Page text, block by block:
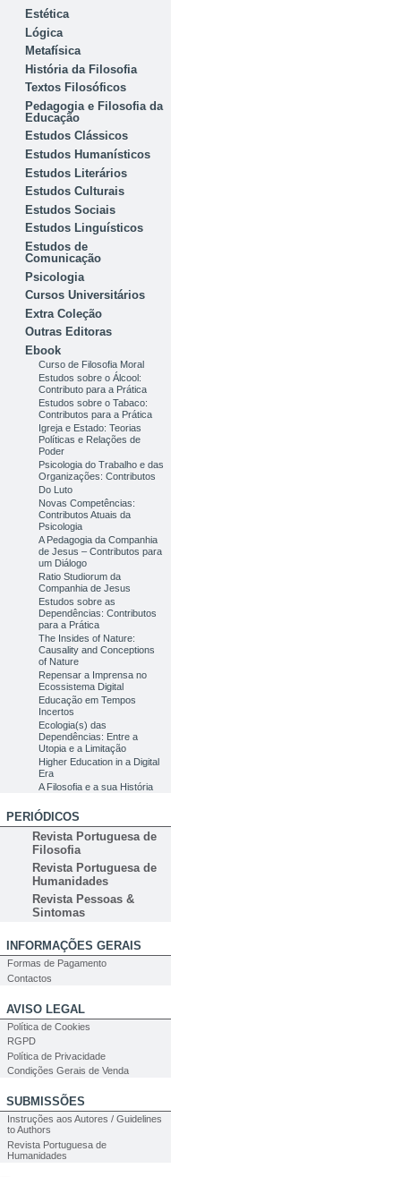
Estética
Lógica
Metafísica
História da Filosofia
Textos Filosóficos
Pedagogia e Filosofia da
Educação
Estudos Clássicos
Estudos Humanísticos
Estudos Literários
Estudos Culturais
Estudos Sociais
Estudos Linguísticos
Estudos de
Comunicação
Psicologia
Cursos Universitários
Extra Coleção
Outras Editoras
Ebook
Curso de Filosofia Moral
Estudos sobre o Álcool:
Contributo para a Prática
Estudos sobre o Tabaco:
Contributos para a Prática
Igreja e Estado: Teorias
Políticas e Relações de
Poder
Psicologia do Trabalho e das
Organizações: Contributos
Do Luto
Novas Competências:
Contributos Atuais da
Psicologia
A Pedagogia da Companhia
de Jesus – Contributos para
um Diálogo
Ratio Studiorum da
Companhia de Jesus
Estudos sobre as
Dependências: Contributos
para a Prática
The Insides of Nature:
Causality and Conceptions
of Nature
Repensar a Imprensa no
Ecossistema Digital
Educação em Tempos
Incertos
Ecologia(s) das
Dependências: Entre a
Utopia e a Limitação
Higher Education in a Digital
Era
A Filosofia e a sua História
PERIÓDICOS
Revista Portuguesa de
Filosofia
Revista Portuguesa de
Humanidades
Revista Pessoas &
Sintomas
INFORMAÇÕES GERAIS
Formas de Pagamento
Contactos
AVISO LEGAL
Política de Cookies
RGPD
Política de Privacidade
Condições Gerais de Venda
SUBMISSÕES
Instruções aos Autores / Guidelines
to Authors
Revista Portuguesa de
Humanidades